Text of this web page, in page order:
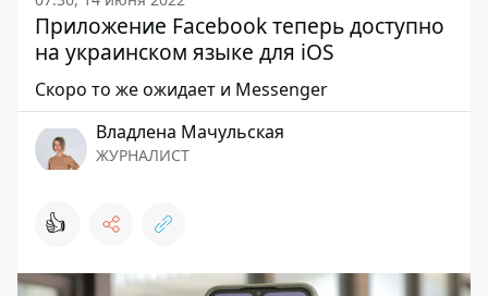
Приложение Facebook теперь доступно
на украинском языке для iOS
Скоро то же ожидает и Messenger
Владлена Мачульская
ЖУРНАЛИСТ
👍